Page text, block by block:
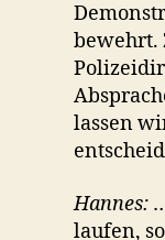
bewehrt.
lassen
Hannes:
laufen,